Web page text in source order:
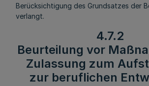
Berücksichtigung des Grundsatzes der
verlangt.
4.7.2
Beurteilung vor
Zulassung zum
zur beruflichen